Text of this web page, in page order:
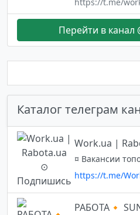
Перейти в канал
Каталог телеграм
https://t.me/
РАБОТА🔸